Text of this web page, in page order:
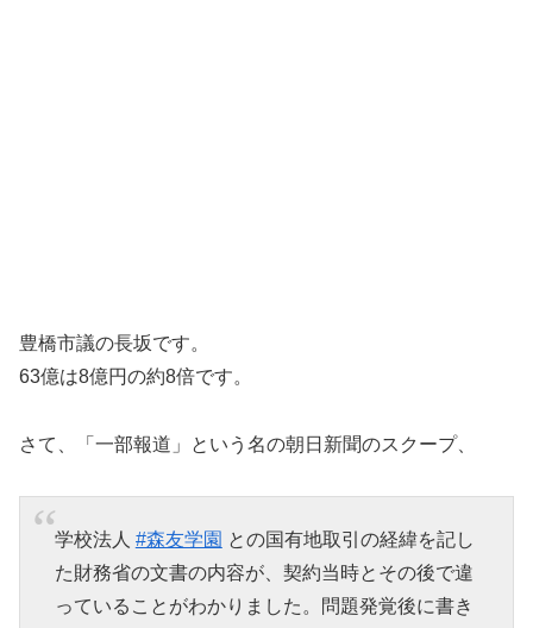
豊橋市議の長坂です。
63億は8億円の約8倍です。
さて、「一部報道」という名の朝日新聞のスクープ、
学校法人 #森友学園 との国有地取引の経緯を記し
た財務省の文書の内容が、契約当時とその後で違
っていることがわかりました。問題発覚後に書き